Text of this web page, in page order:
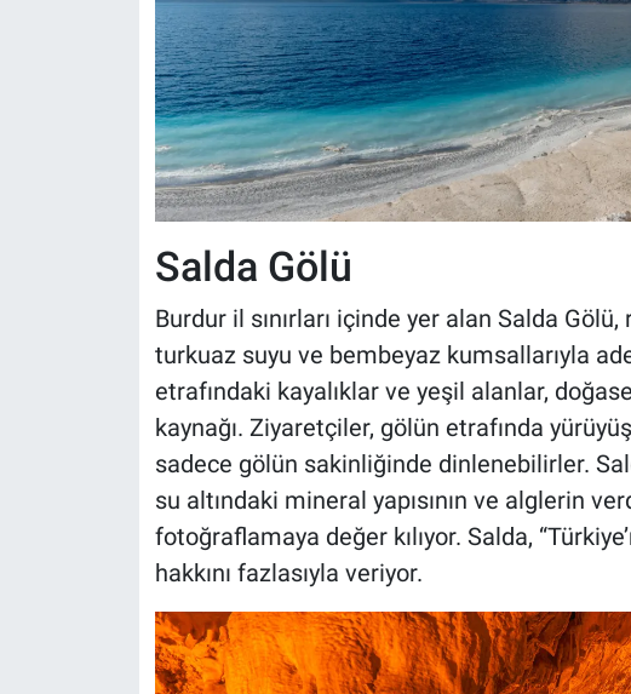
Salda Gölü
Burdur il sınırları içinde yer alan Salda
turkuaz suyu ve bembeyaz kumsallarıyla
etrafındaki kayalıklar ve yeşil alanlar,
kaynağı. Ziyaretçiler, gölün etrafında
sadece gölün sakinliğinde dinlenebilirler.
su altındaki mineral yapısının ve alglerin
fotoğraflamaya değer kılıyor. Salda,
hakkını fazlasıyla veriyor.